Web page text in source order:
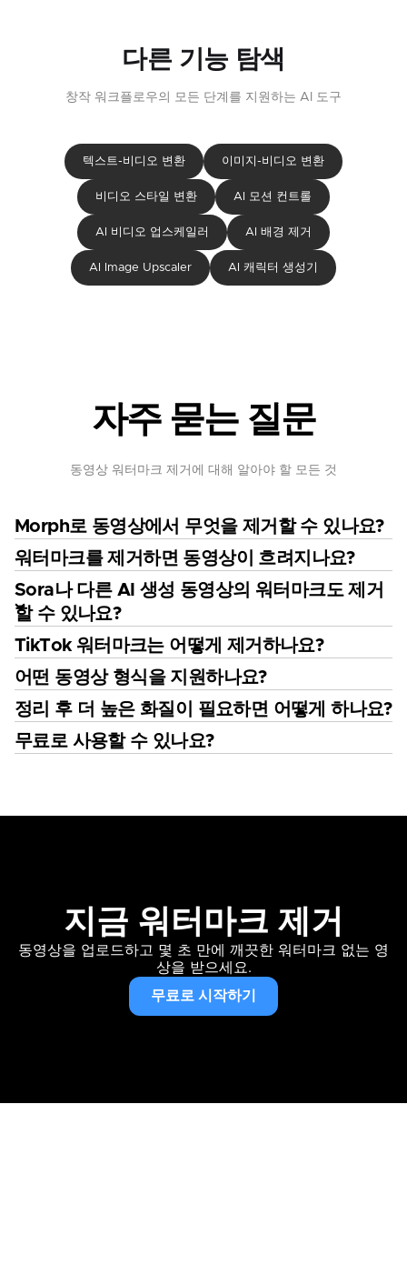
다른 기능 탐색
창작 워크플로우의 모든 단계를 지원하는 AI 도구
텍스트-비디오 변환 이미지-비디오 변환
비디오 스타일 변환 AI 모션 컨트롤
AI 비디오 업스케일러 AI 배경 제거
AI Image Upscaler AI 캐릭터 생성기
자주 묻는 질문
동영상 워터마크 제거에 대해 알아야 할 모든 것
Morph로 동영상에서 무엇을 제거할 수 있나요?
워터마크를 제거하면 동영상이 흐려지나요?
Sora나 다른 AI 생성 동영상의 워터마크도 제거
할 수 있나요?
TikTok 워터마크는 어떻게 제거하나요?
어떤 동영상 형식을 지원하나요?
정리 후 더 높은 화질이 필요하면 어떻게 하나요?
무료로 사용할 수 있나요?
지금 워터마크 제거
동영상을 업로드하고 몇 초 만에 깨끗한 워터마크 없는 영
상을 받으세요.
무료로 시작하기